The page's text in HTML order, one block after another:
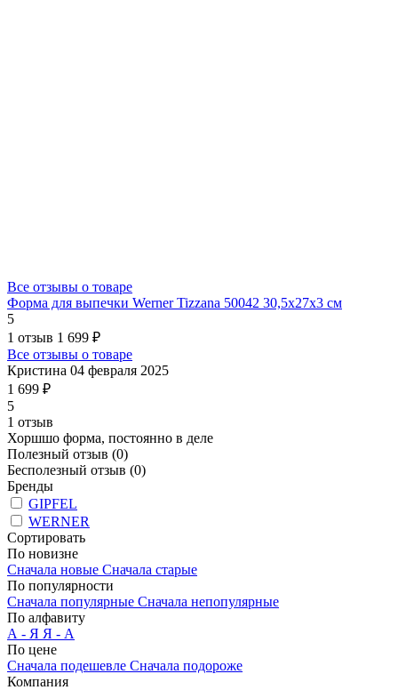
Все отзывы о товаре
Форма для выпечки Werner Tizzana 50042 30,5x27x3 см
5
1 отзыв 1 699 ₽
Все отзывы о товаре
Кристина 04 февраля 2025
1 699 ₽
5
1 отзыв
Хоршшо форма, постоянно в деле
Полезный отзыв (0)
Бесполезный отзыв (0)
Бренды
GIPFEL
WERNER
Сортировать
По новизне
Сначала новые Сначала старые
По популярности
Сначала популярные Сначала непопулярные
По алфавиту
А - Я Я - А
По цене
Сначала подешевле Сначала подороже
Компания